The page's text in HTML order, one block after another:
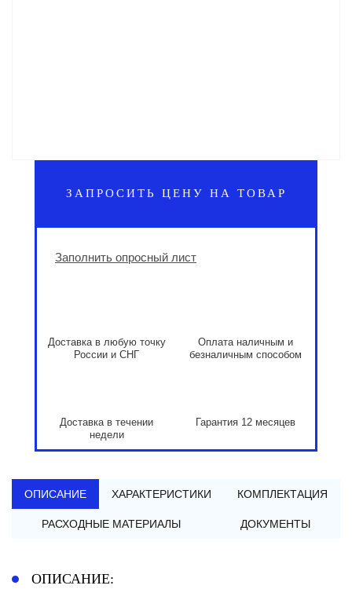
ЗАПРОСИТЬ ЦЕНУ НА ТОВАР
Заполнить опросный лист
Доставка в любую точку
России и СНГ
Оплата наличным и
безналичным способом
Доставка в течении
недели
Гарантия 12 месяцев
ОПИСАНИЕ ХАРАКТЕРИСТИКИ КОМПЛЕКТАЦИЯ
РАСХОДНЫЕ МАТЕРИАЛЫ ДОКУМЕНТЫ
ОПИСАНИЕ: